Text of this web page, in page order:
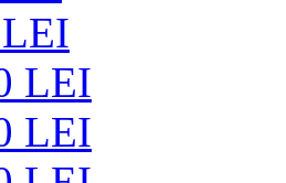
LEI
LEI